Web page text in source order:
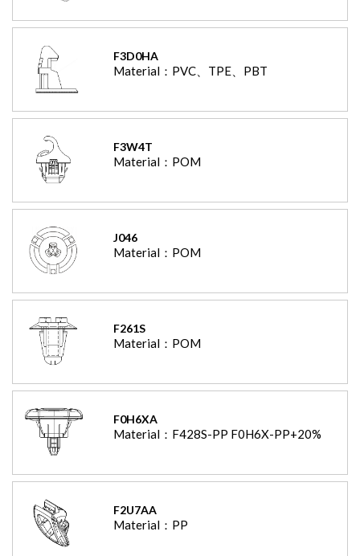
F3D0HA
Material： PVC、TPE、PBT
F3W4T
Material： POM
J046
Material： POM
F261S
Material： POM
F0H6XA
Material： F428S-PP F0H6X-PP+20%
F2U7AA
Material： PP